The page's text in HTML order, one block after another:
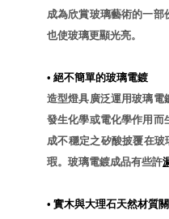
成為欣賞玻璃藝術的一部
也使玻璃更顯光亮。
• 絕不簡單的玻璃電鍍
造型燈具廣泛運用玻璃電
發生化學或電化學作用而
成不穩定之矽酸披覆在
瑕。玻璃電鍍成品有些許
• 實木與大理石天然材質